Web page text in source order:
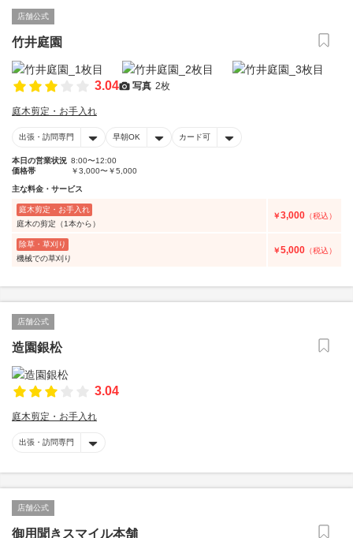
店舗公式
竹井庭園
3.04 写真 2枚
庭木剪定・お手入れ
出張・訪問専門 早朝OK カード可
本日の営業状況 8:00〜12:00
価格帯
￥3,000〜￥5,000
主な料金・サービス
庭木剪定・お手入れ
庭木の剪定（1本から）
￥3,000 （税込）
除草・草刈り
機械での草刈り
￥5,000 （税込）
店舗公式
造園銀松
3.04
庭木剪定・お手入れ
出張・訪問専門
店舗公式
御用聞きスマイル本舗